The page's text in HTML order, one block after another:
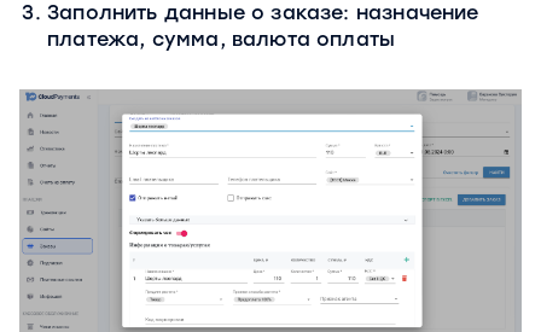
Заполнить данные о заказе: назначение
платежа, сумма, валюта оплаты